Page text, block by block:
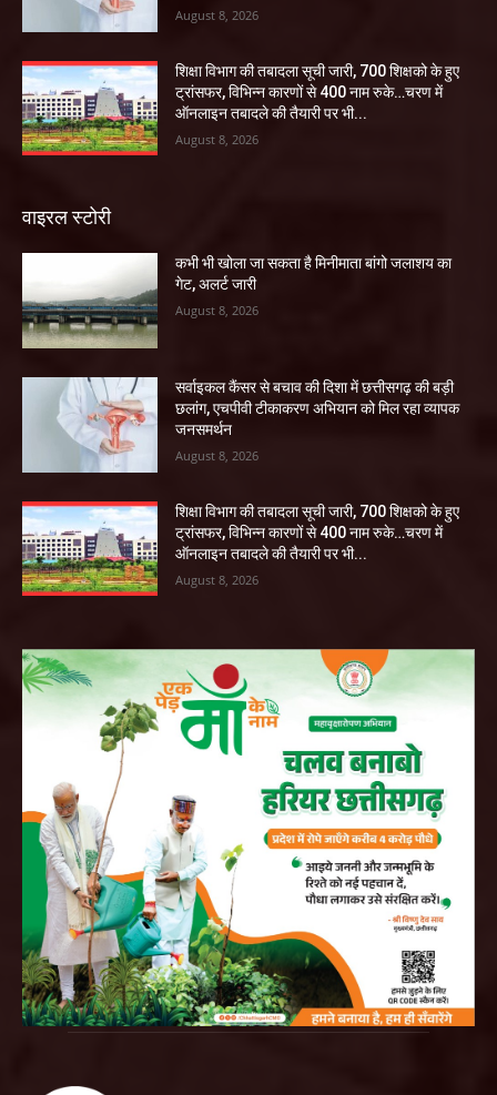
August 8, 2026
शिक्षा विभाग की तबादला सूची जारी, 700 शिक्षको के हुए
ट्रांसफर, विभिन्न कारणों से 400 नाम रुके…चरण में
ऑनलाइन तबादले की तैयारी पर भी...
August 8, 2026
वाइरल स्टोरी
कभी भी खोला जा सकता है मिनीमाता बांगो जलाशय का
गेट, अलर्ट जारी
August 8, 2026
सर्वाइकल कैंसर से बचाव की दिशा में छत्तीसगढ़ की बड़ी
छलांग, एचपीवी टीकाकरण अभियान को मिल रहा व्यापक
जनसमर्थन
August 8, 2026
शिक्षा विभाग की तबादला सूची जारी, 700 शिक्षको के हुए
ट्रांसफर, विभिन्न कारणों से 400 नाम रुके…चरण में
ऑनलाइन तबादले की तैयारी पर भी...
August 8, 2026